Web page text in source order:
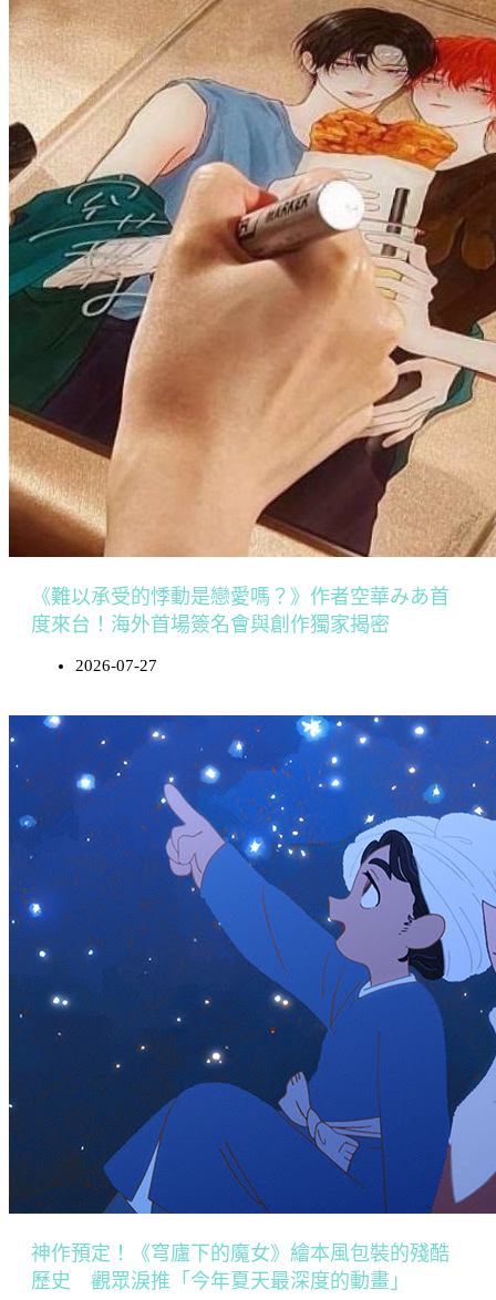
《難以承受的悸動是戀愛嗎？》作者空華みあ首
度來台！海外首場簽名會與創作獨家揭密
2026-07-27
神作預定！《穹廬下的魔女》繪本風包裝的殘酷
歷史 觀眾淚推「今年夏天最深度的動畫」